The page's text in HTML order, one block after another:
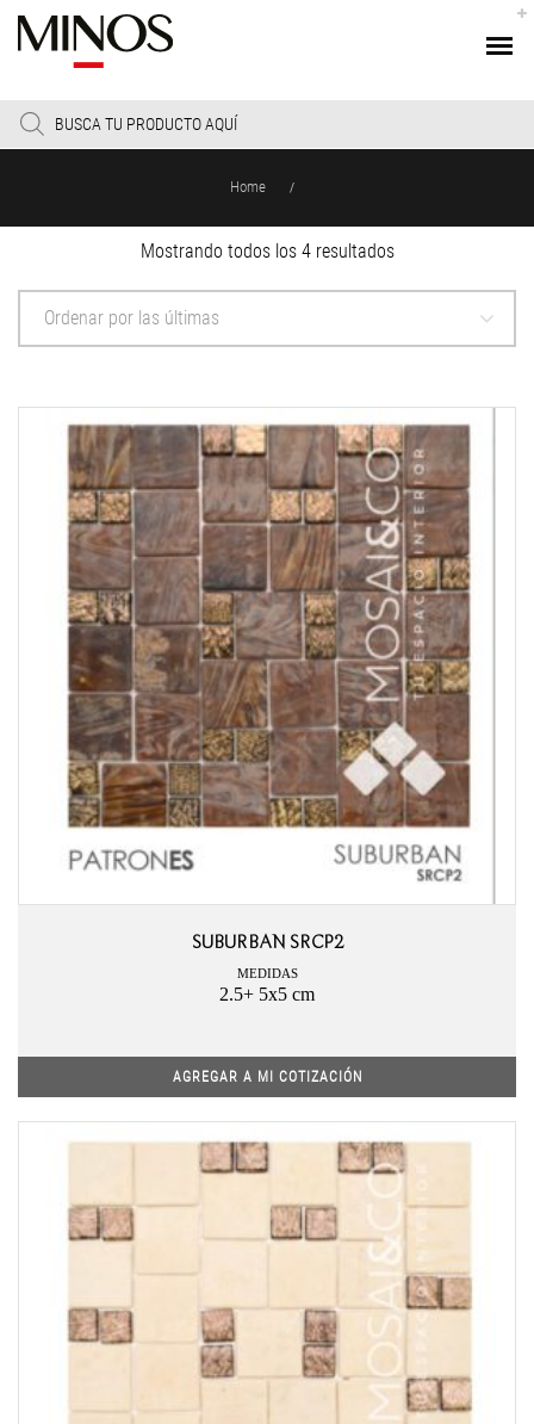
Products
search
Home /
Mostrando todos los 4 resultadosSorted
Ordenar por las últimas
SUBURBAN SRCP2
MEDIDAS
2.5+ 5x5 cm
AGREGAR A MI COTIZACIÓN